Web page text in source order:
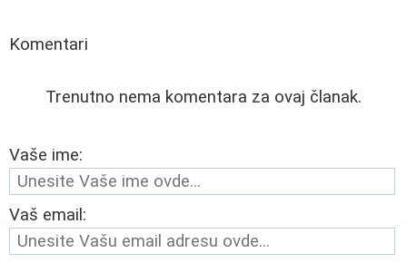
Komentari
Trenutno nema komentara za ovaj članak.
Vaše ime:
Vaš email: